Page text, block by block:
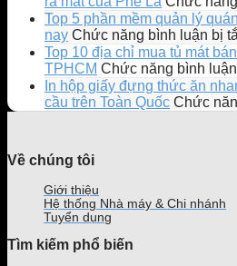
Top 5 phần mềm quản lý
nay Chức năng bình luận bị
Top 10 địa chỉ mua tủ mát
TPHCM Chức năng bình
In hộp giấy đựng thức ăn
cầu trên Toàn Quốc Chức
Về chúng tôi
Giới thiệu
Hệ thống Nhà máy & Chi nhánh
Tuyển dụng
Tìm kiếm phổ biến